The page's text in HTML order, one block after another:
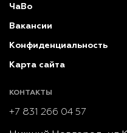
ЧаВо
Вакансии
Конфиденциальность
Карта сайта
КОНТАКТЫ
+7 831 266 04 57